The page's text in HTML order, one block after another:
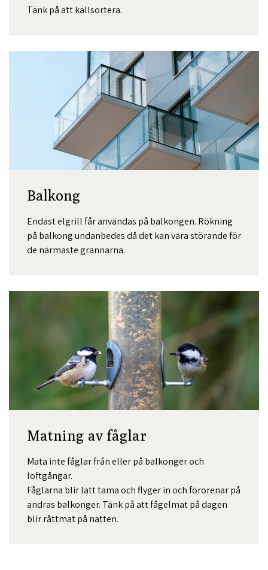
Tänk på att källsortera.
Balkong
Endast elgrill får användas på balkongen. Rökning
på balkong undanbedes då det kan vara störande för
de närmaste grannarna.
Matning av fåglar
Mata inte fåglar från eller på balkonger och
loftgångar.
Fåglarna blir lätt tama och flyger in och förorenar på
andras balkonger. Tänk på att fågelmat på dagen
blir råttmat på natten.